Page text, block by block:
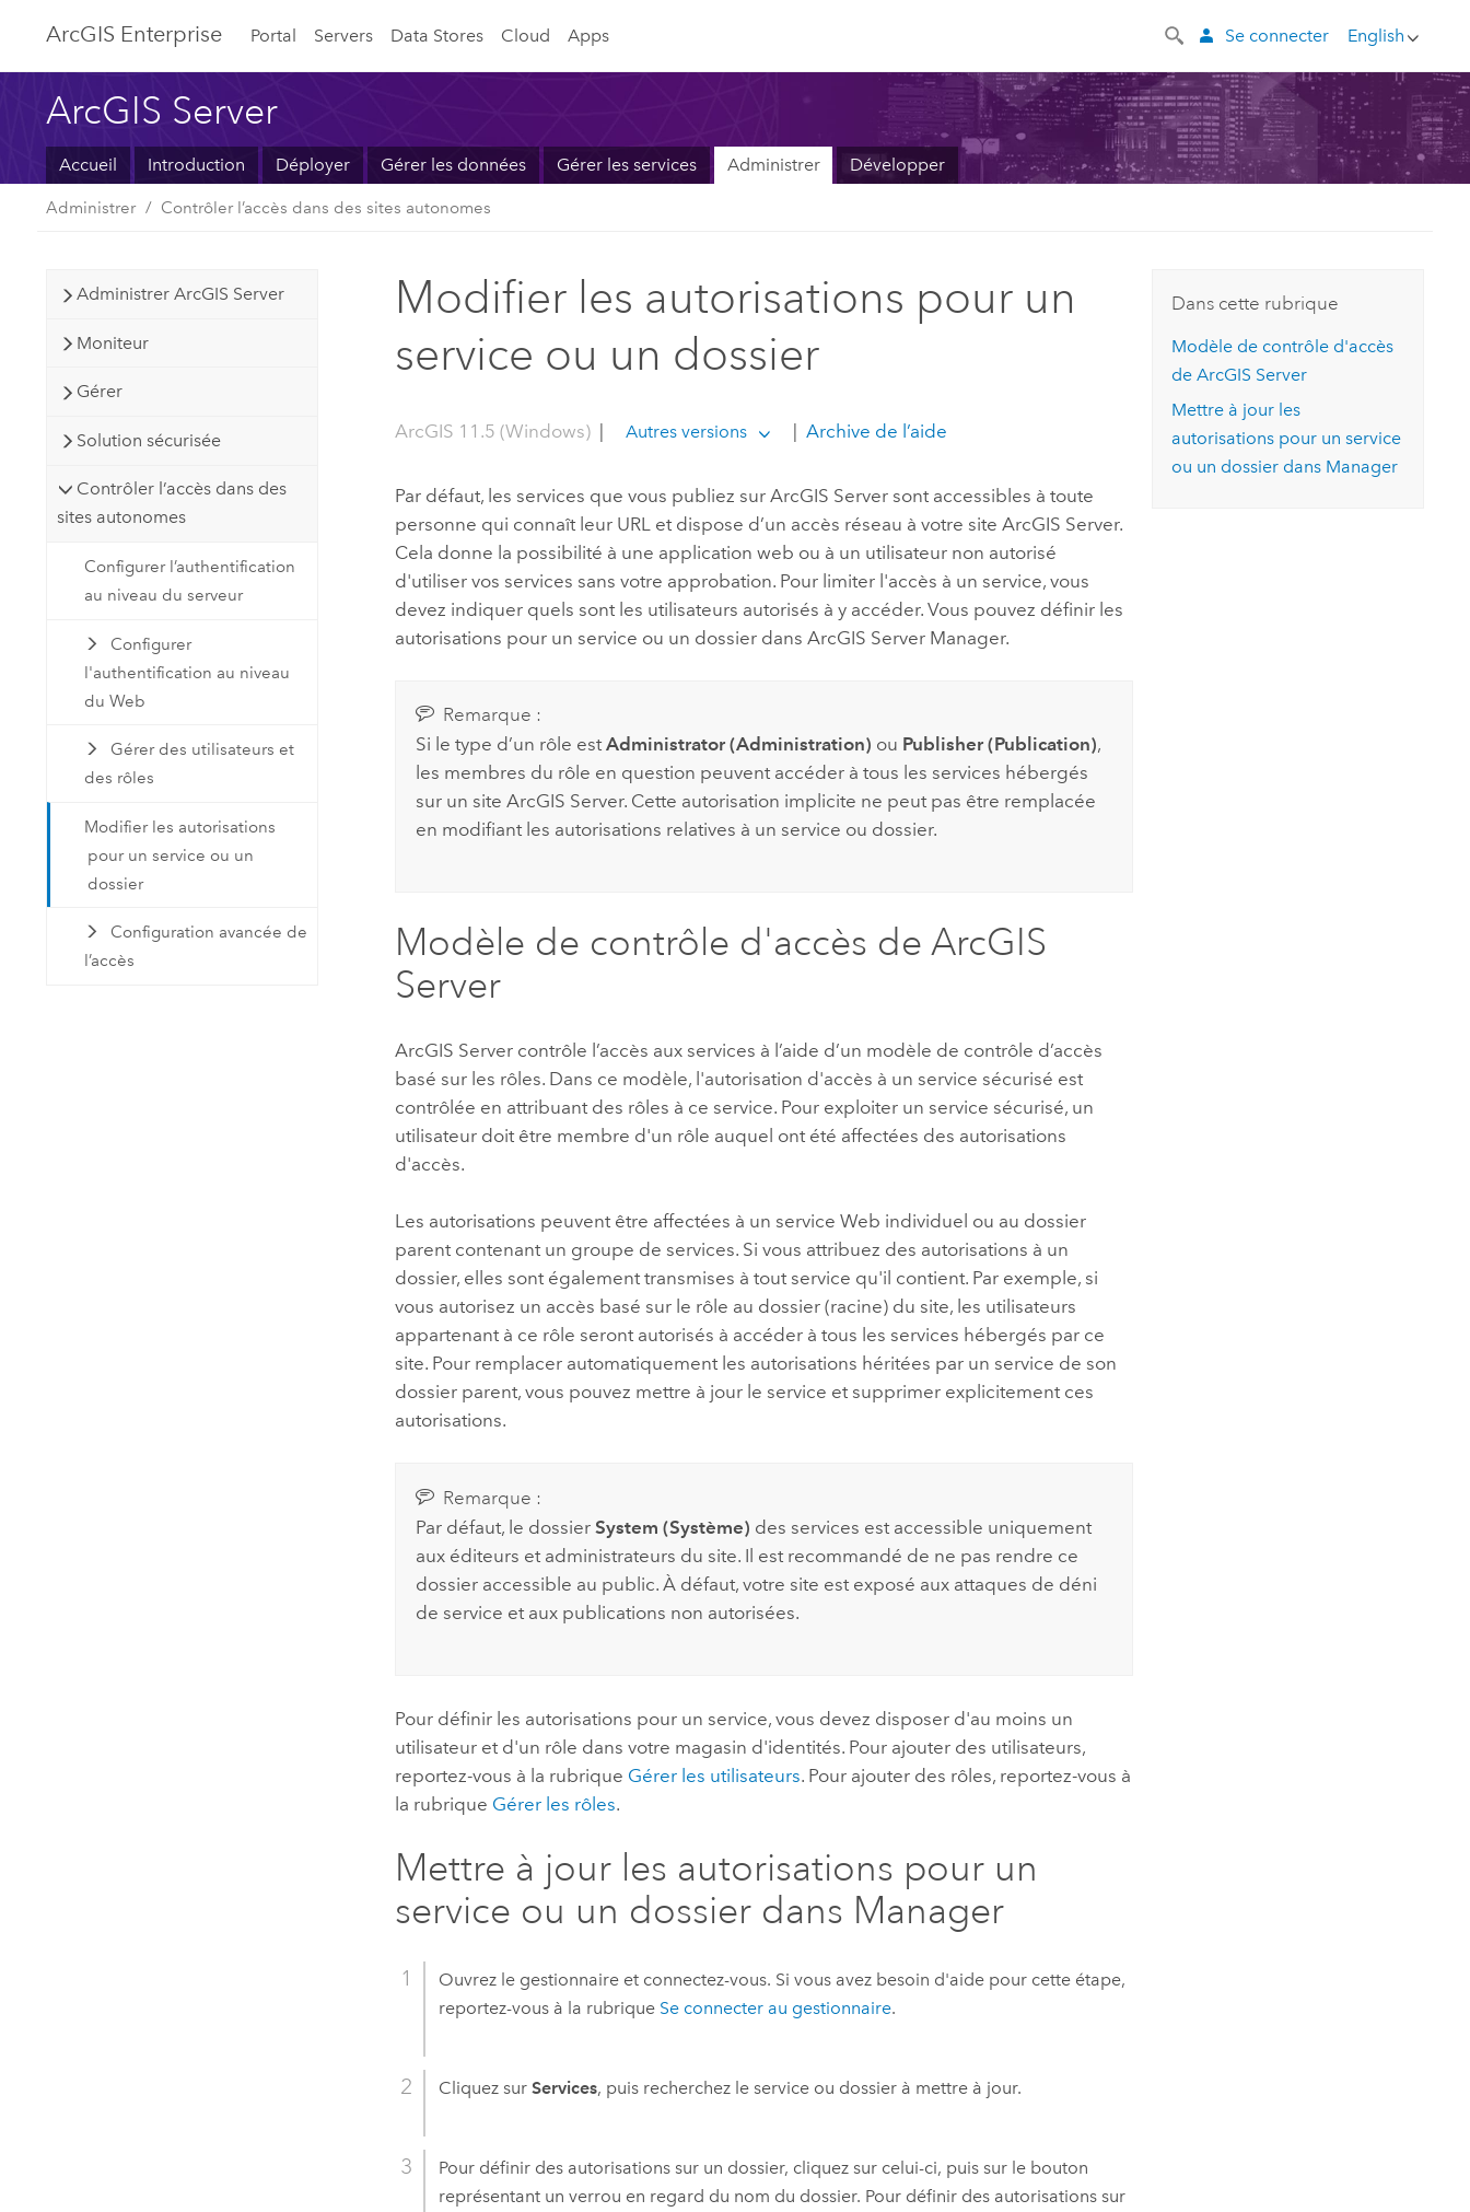
ArcGIS Enterprise Portal Servers Data Stores Cloud Apps English
Se connecter
ArcGIS Server
Accueil Introduction Déployer Gérer les données Gérer les services Administrer Développer
Administrer Contrôler l’accès dans des sites autonomes
Administrer ArcGIS Server
Moniteur
Gérer
Solution sécurisée
Contrôler l’accès dans des
sites autonomes
Configurer l’authentification
au niveau du serveur
Configurer
l'authentification au niveau
du Web
Gérer des utilisateurs et
des rôles
Modifier les autorisations
pour un service ou un
dossier
Configuration avancée de
l’accès
Modifier les autorisations pour un
service ou un dossier
ArcGIS 11.5 (Windows) | Autres versions | Archive de l’aide
Par défaut, les services que vous publiez surArcGIS Server sont accessibles à toute
personne qui connaît leur URL et dispose d’un accès réseau à votre siteArcGIS Server.
Cela donne la possibilité à une application web ou à un utilisateur non autorisé
d'utiliser vos services sans votre approbation. Pour limiter l'accès à un service, vous
devez indiquer quels sont les utilisateurs autorisés à y accéder. Vous pouvez définir les
autorisations pour un service ou un dossier dansArcGIS Server Manager.
Remarque :
Si le type d’un rôle est Administrator (Administration) ou Publisher (Publication),
les membres du rôle en question peuvent accéder à tous les services hébergés
sur un site ArcGIS Server. Cette autorisation implicite ne peut pas être remplacée
en modifiant les autorisations relatives à un service ou dossier.
Modèle de contrôle d'accès deArcGIS
Server
ArcGIS Server contrôle l’accès aux services à l’aide d’un modèle de contrôle d’accès
basé sur les rôles. Dans ce modèle, l'autorisation d'accès à un service sécurisé est
contrôlée en attribuant des rôles à ce service. Pour exploiter un service sécurisé, un
utilisateur doit être membre d'un rôle auquel ont été affectées des autorisations
d'accès.
Les autorisations peuvent être affectées à un service Web individuel ou au dossier
parent contenant un groupe de services. Si vous attribuez des autorisations à un
dossier, elles sont également transmises à tout service qu'il contient. Par exemple, si
vous autorisez un accès basé sur le rôle au dossier (racine) du site, les utilisateurs
appartenant à ce rôle seront autorisés à accéder à tous les services hébergés par ce
site. Pour remplacer automatiquement les autorisations héritées par un service de son
dossier parent, vous pouvez mettre à jour le service et supprimer explicitement ces
autorisations.
Remarque :
Par défaut, le dossier System (Système) des services est accessible uniquement
aux éditeurs et administrateurs du site. Il est recommandé de ne pas rendre ce
dossier accessible au public. À défaut, votre site est exposé aux attaques de déni
de service et aux publications non autorisées.
Pour définir les autorisations pour un service, vous devez disposer d'au moins un
utilisateur et d'un rôle dans votre magasin d'identités. Pour ajouter des utilisateurs,
reportez-vous à la rubrique Gérer les utilisateurs. Pour ajouter des rôles, reportez-vous à
la rubrique Gérer les rôles.
Mettre à jour les autorisations pour un
service ou un dossier dans Manager
Ouvrez le gestionnaire et connectez-vous. Si vous avez besoin d'aide pour cette étape,
reportez-vous à la rubrique Se connecter au gestionnaire.
Cliquez surServices, puis recherchez le service ou dossier à mettre à jour.
Pour définir des autorisations sur un dossier, cliquez sur celui-ci, puis sur le bouton
représentant un verrou en regard du nom du dossier. Pour définir des autorisations sur
Dans cette rubrique
Modèle de contrôle d'accès
deArcGIS Server
Mettre à jour les
autorisations pour un service
ou un dossier dans Manager